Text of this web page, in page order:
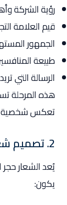
رؤية الشركة
قيم العلامة
الجمهور
طبيعة
الرسالة التي
هذه المرحلة
تعكس شخصية
2. تصميم شعار احترافي يعبر عن العلامة
يُعد الشعار
يكون: